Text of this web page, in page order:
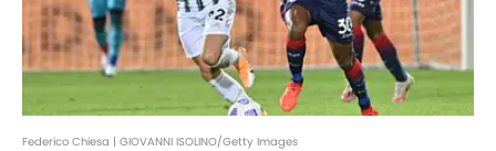
Federico Chiesa | GIOVANNI ISOLINO/Getty Images